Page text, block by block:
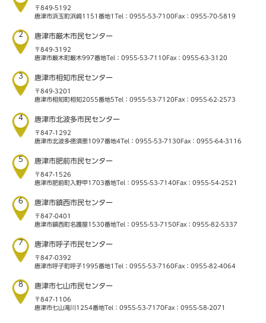
〒849-5192
唐津市浜玉町浜崎1151番地1 Tel：0955-53-7100 Fax：0955-70-5819
2 唐津市厳木市民センター
〒849-3192
唐津市厳木町厳木997番地Tel：0955-53-7110 Fax：0955-63-3120
3 唐津市相知市民センター
〒849-3201
唐津市相知町相知2055番地5Tel：0955-53-7120 Fax：0955-62-2573
4 唐津市北波多市民センター
〒847-1292
唐津市北波多徳須恵1097番地4Tel：0955-53-7130 Fax：0955-64-3116
5 唐津市肥前市民センター
〒847-1526
唐津市肥前町入野甲1703番地Tel：0955-53-7140 Fax：0955-54-2521
6 唐津市鎮西市民センター
〒847-0401
唐津市鎮西町名護屋1530番地Tel：0955-53-7150 Fax：0955-82-5337
7 唐津市呼子市民センター
〒847-0392
唐津市呼子町呼子1995番地1 Tel：0955-53-7160 Fax：0955-82-4064
8 唐津市七山市民センター
〒847-1106
唐津市七山滝川1254番地Tel：0955-53-7170 Fax：0955-58-2071